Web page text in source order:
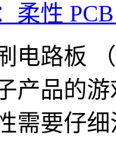
柔性
电路板
产品的
需要仔